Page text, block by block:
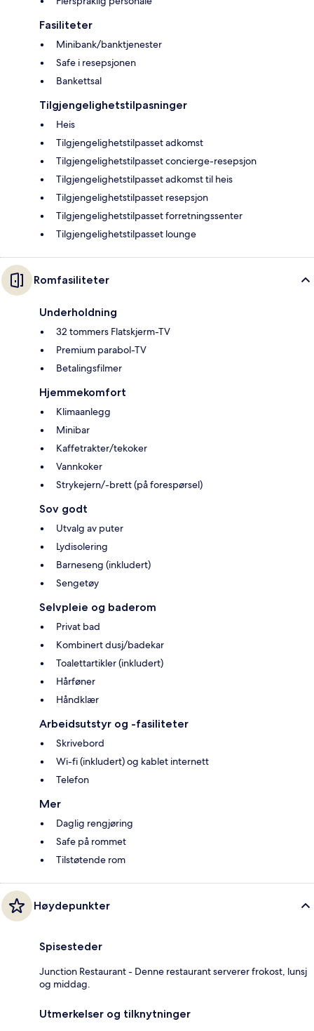
Fasiliteter
Minibank/banktjenester
Safe i resepsjonen
Bankettsal
Tilgjengelighetstilpasninger
Heis
Tilgjengelighetstilpasset adkomst
Tilgjengelighetstilpasset concierge-resepsjon
Tilgjengelighetstilpasset adkomst til heis
Tilgjengelighetstilpasset resepsjon
Tilgjengelighetstilpasset forretningssenter
Tilgjengelighetstilpasset lounge
Romfasiliteter
Underholdning
32 tommers Flatskjerm-TV
Premium parabol-TV
Betalingsfilmer
Hjemmekomfort
Klimaanlegg
Minibar
Kaffetrakter/tekoker
Vannkoker
Strykejern/-brett (på forespørsel)
Sov godt
Utvalg av puter
Lydisolering
Barneseng (inkludert)
Sengetøy
Selvpleie og baderom
Privat bad
Kombinert dusj/badekar
Toalettartikler (inkludert)
Hårføner
Håndklær
Arbeidsutstyr og -fasiliteter
Skrivebord
Wi-fi (inkludert) og kablet internett
Telefon
Mer
Daglig rengjøring
Safe på rommet
Tilstøtende rom
Høydepunkter
Spisesteder
Junction Restaurant - Denne restaurant serverer frokost, lunsj
og middag.
Utmerkelser og tilknytninger